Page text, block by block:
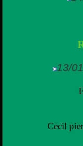
13/
Cecil